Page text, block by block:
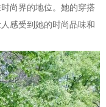
尚界的地位。她的穿搭
感受到她的时尚品味和